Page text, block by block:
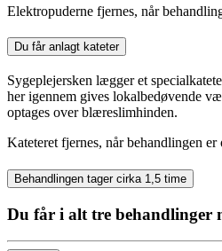
Elektropuderne fjernes, når
Du får anlagt kateter
Sygeplejersken lægger et
her igennem gives lokalbedøvende
optages over blæreslimhinden.
Kateteret fjernes, når behandlingen er
Behandlingen tager cirka 1,5 time
Du får i alt tre behandlinger